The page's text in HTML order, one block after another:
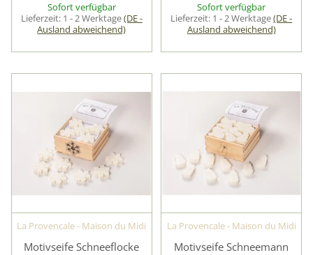
Sofort verfügbar
Lieferzeit: 1 - 2 Werktage(DE -
Ausland abweichend)
Sofort verfügbar
Lieferzeit: 1 - 2 Werktage(DE -
Ausland abweichend)
La Provencale - Maison du Midi
Motivseife Schneeflocke
La Provencale - Maison du Midi
Motivseife Schneemann